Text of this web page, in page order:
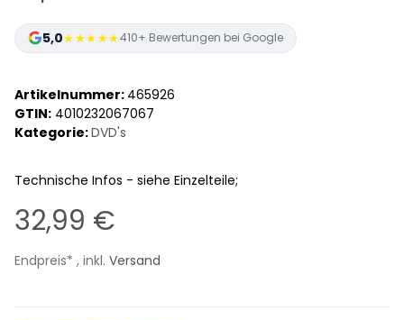
5,0★★★★★410+ Bewertungen bei Google
Artikelnummer: 465926
GTIN: 4010232067067
Kategorie:DVD's
Technische Infos - siehe Einzelteile;
32,99 €
Endpreis* , inkl. Versand